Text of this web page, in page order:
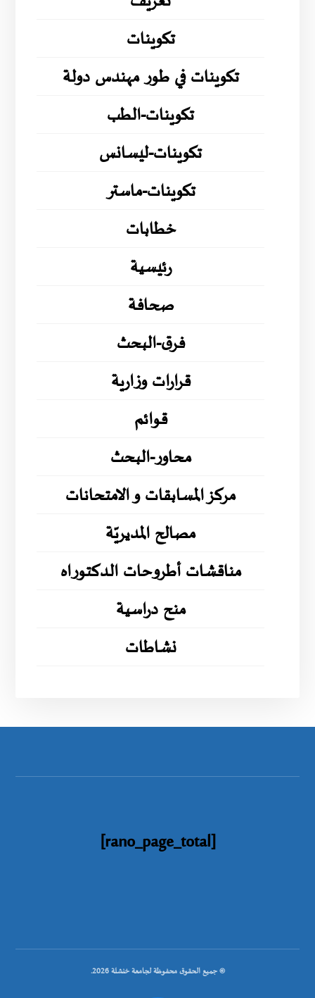
تكوينات
تكوينات في طور مهندس دولة
تكوينات-الطب
تكوينات-ليسانس
تكوينات-ماستر
خطابات
رئيسية
صحافة
فرق-البحث
قرارات وزارية
قوائم
محاور-البحث
مركز المسابقات و الامتحانات
مصالح المديريّة
مناقشات أطروحات الدكتوراه
منح دراسية
نشاطات
[rano_page_total]
© جميع الحقوق محفوظة لجامعة خنشلة 2026.